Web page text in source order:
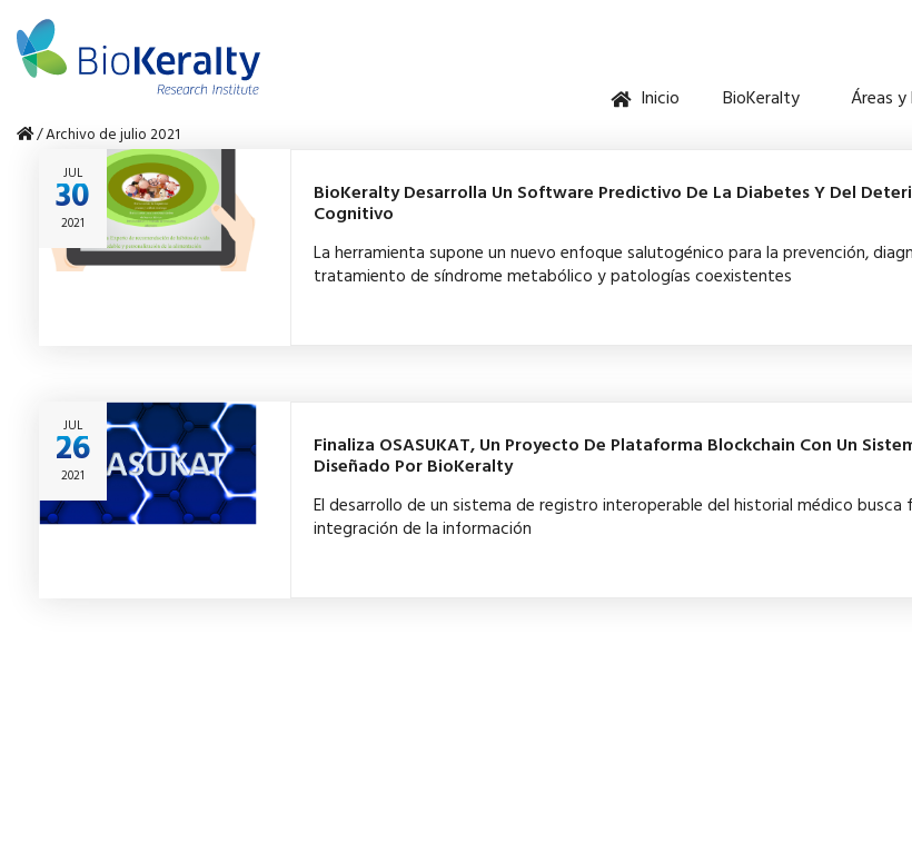
Inicio BioKeralty Áreas
/Archivo de julio 2021
JUL
30
2021
BioKeralty Desarrolla Un Software Predictivo De La Diabetes Y Del
Cognitivo
La herramienta supone un nuevo enfoque salutogénico para la prevención,
tratamiento de síndrome metabólico y patologías coexistentes
JUL
26
2021
Finaliza OSASUKAT, Un Proyecto De Plataforma Blockchain Con Un
Diseñado Por BioKeralty
El desarrollo de un sistema de registro interoperable del historial médico busca
integración de la información